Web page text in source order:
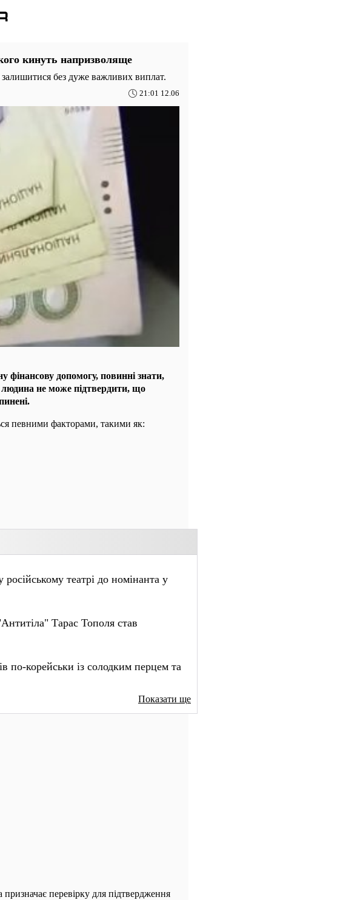
кинуть напризволяще
залишитися без дуже важливих виплат.
21:01 12.06
допомогу, повинні знати,
людина не може підтвердити, що
певними факторами, такими як:
театрі до номінанта у
Тарас Тополя став
по-корейськи із солодким перцем та
Показати ще
перевірку для підтвердження